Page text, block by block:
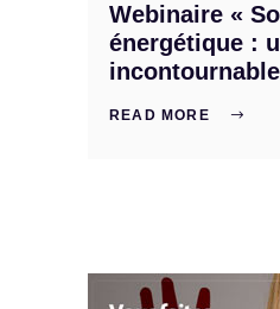
Webinaire «
énergétique :
READ MORE